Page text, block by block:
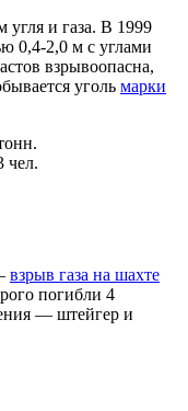
и газа. В 1999
0,4-2,0 м с углами
взрывоопасна,
уголь марки
чел.
взрыв газа на шахте
погибли 4
— штейгер и